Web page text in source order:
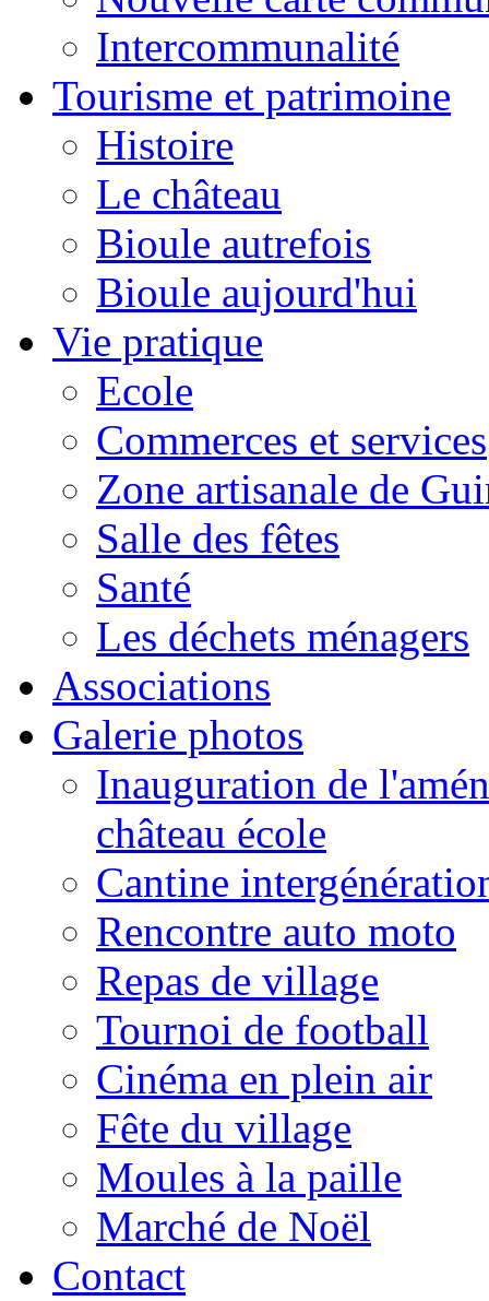
Intercommunalité
Tourisme et patrimoine
Histoire
Le château
Bioule autrefois
Bioule aujourd'hui
Vie pratique
Ecole
Commerces et services
Zone artisanale de
Salle des fêtes
Santé
Les déchets ménagers
Associations
Galerie photos
Inauguration de
château école
Cantine
Rencontre auto moto
Repas de village
Tournoi de football
Cinéma en plein air
Fête du village
Moules à la paille
Marché de Noël
Contact